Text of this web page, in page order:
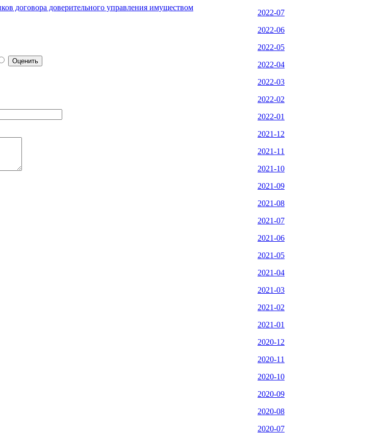
договора доверительного управления имуществом
2022-07
2022-06
2022-05
2022-04
2022-03
2022-02
2022-01
2021-12
2021-11
2021-10
2021-09
2021-08
2021-07
2021-06
2021-05
2021-04
2021-03
2021-02
2021-01
2020-12
2020-11
2020-10
2020-09
2020-08
2020-07